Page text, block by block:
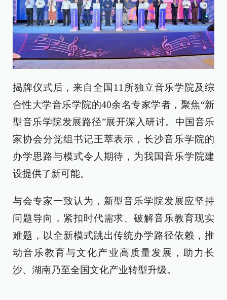
揭牌仪式后，来自全国11所独立音乐学院及综
合性大学音乐学院的40余名专家学者，聚焦“新
型音乐学院发展路径”展开深入研讨。中国音乐
家协会分党组书记王萃表示，长沙音乐学院的
办学思路与模式令人期待，为我国音乐学院建
设提供了新可能。
与会专家一致认为，新型音乐学院发展应坚持
问题导向，紧扣时代需求、破解音乐教育现实
难题，以全新模式跳出传统办学路径依赖，推
动音乐教育与文化产业高质量发展，助力长
沙、湖南乃至全国文化产业转型升级。